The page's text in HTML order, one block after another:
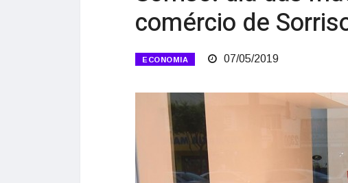
comércio de
ECONOMIA 07/05/2019